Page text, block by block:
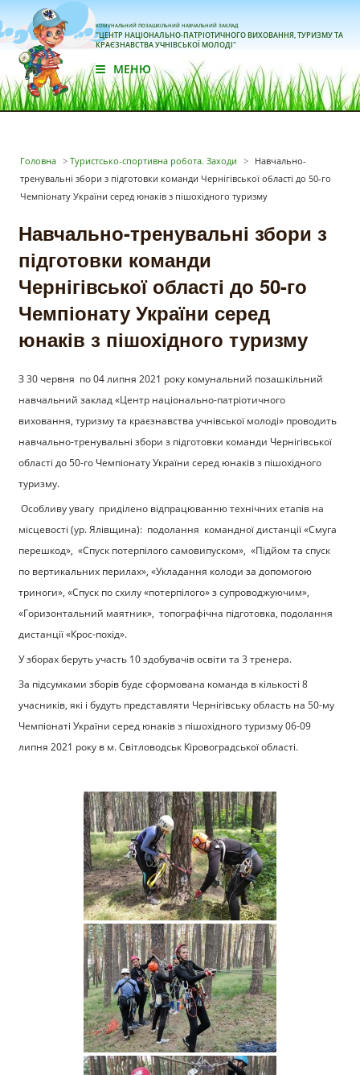
КОМУНАЛЬНИЙ ПОЗАШКІЛЬНИЙ НАВЧАЛЬНИЙ ЗАКЛАД
"ЦЕНТР НАЦІОНАЛЬНО-ПАТРІОТИЧНОГО ВИХОВАННЯ, ТУРИЗМУ ТА
КРАЄЗНАВСТВА УЧНІВСЬКОЇ МОЛОДІ"
МЕНЮ
Головна > Туристсько-спортивна робота. Заходи > Навчально-
тренувальні збори з підготовки команди Чернігівської області до 50-го
Чемпіонату України серед юнаків з пішохідного туризму
Навчально-тренувальні збори з
підготовки команди
Чернігівської області до 50-го
Чемпіонату України серед
юнаків з пішохідного туризму
З 30 червня по 04 липня 2021 року комунальний позашкільний
навчальний заклад «Центр національно-патріотичного
виховання, туризму та краєзнавства учнівської молоді» проводить
навчально-тренувальні збори з підготовки команди Чернігівської
області до 50-го Чемпіонату України серед юнаків з пішохідного
туризму.
Особливу увагу приділено відпрацюванню технічних етапів на
місцевості (ур. Ялівщина): подолання командної дистанції «Смуга
перешкод», «Спуск потерпілого самовипуском», «Підйом та спуск
по вертикальних перилах», «Укладання колоди за допомогою
триноги», «Спуск по схилу «потерпілого» з супроводжуючим»,
«Горизонтальний маятник», топографічна підготовка, подолання
дистанції «Крос-похід».
У зборах беруть участь 10 здобувачів освіти та 3 тренера.
За підсумками зборів буде сформована команда в кількості 8
учасників, які і будуть представляти Чернігівську область на 50-му
Чемпіонаті України серед юнаків з пішохідного туризму 06-09
липня 2021 року в м. Світловодськ Кіровоградської області.